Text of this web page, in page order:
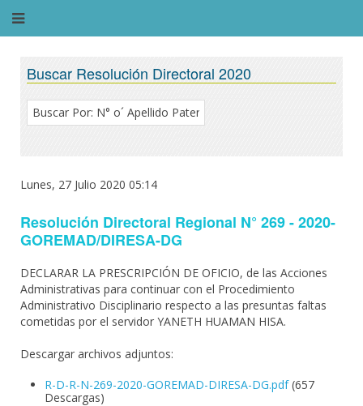
Buscar Resolución Directoral 2020
Lunes, 27 Julio 2020 05:14
Resolución Directoral Regional N° 269 - 2020-
GOREMAD/DIRESA-DG
DECLARAR LA PRESCRIPCIÓN DE OFICIO, de las Acciones
Administrativas para continuar con el Procedimiento
Administrativo Disciplinario respecto a las presuntas faltas
cometidas por el servidor YANETH HUAMAN HISA.
Descargar archivos adjuntos:
R-D-R-N-269-2020-GOREMAD-DIRESA-DG.pdf (657
Descargas)